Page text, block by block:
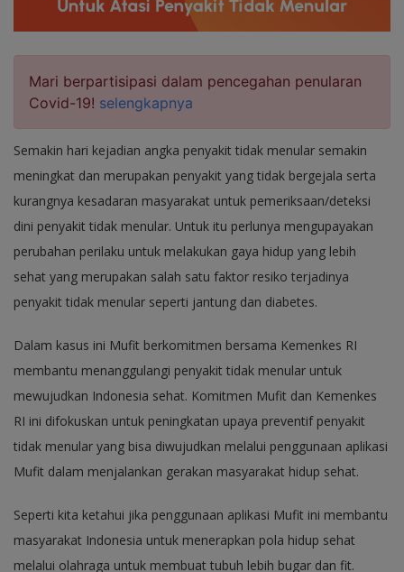
Mari berpartisipasi dalam pencegahan penularan
Covid-19! selengkapnya
Semakin hari kejadian angka penyakit tidak menular semakin
meningkat dan merupakan penyakit yang tidak bergejala serta
kurangnya kesadaran masyarakat untuk pemeriksaan/deteksi
dini penyakit tidak menular. Untuk itu perlunya mengupayakan
perubahan perilaku untuk melakukan gaya hidup yang lebih
sehat yang merupakan salah satu faktor resiko terjadinya
penyakit tidak menular seperti jantung dan diabetes.
Dalam kasus ini Mufit berkomitmen bersama Kemenkes RI
membantu menanggulangi penyakit tidak menular untuk
mewujudkan Indonesia sehat. Komitmen Mufit dan Kemenkes
RI ini difokuskan untuk peningkatan upaya preventif penyakit
tidak menular yang bisa diwujudkan melalui penggunaan aplikasi
Mufit dalam menjalankan gerakan masyarakat hidup sehat.
Seperti kita ketahui jika penggunaan aplikasi Mufit ini membantu
masyarakat Indonesia untuk menerapkan pola hidup sehat
melalui olahraga untuk membuat tubuh lebih bugar dan fit.